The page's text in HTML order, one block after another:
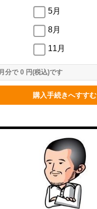
5月
8月
11月
2月
8月
11月
2月
分で 0 円(税込)です
購入手続きへすすむ